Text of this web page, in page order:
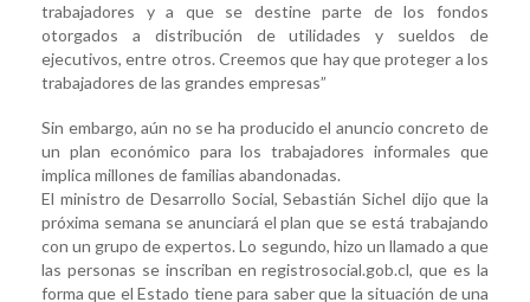
trabajadores y a que se destine parte de los fondos
otorgados a distribución de utilidades y sueldos de
ejecutivos, entre otros. Creemos que hay que proteger a los
trabajadores de las grandes empresas”
Sin embargo, aún no se ha producido el anuncio concreto de
un plan económico para los trabajadores informales que
implica millones de familias abandonadas.
El ministro de Desarrollo Social, Sebastián Sichel dijo que la
próxima semana se anunciará el plan que se está trabajando
con un grupo de expertos. Lo segundo, hizo un llamado a que
las personas se inscriban en registrosocial.gob.cl, que es la
forma que el Estado tiene para saber que la situación de una